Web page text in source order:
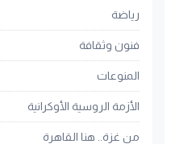
رياضة
فنون وثقافة
المنوعات
الأزمة الروسية الأوكرانية
من غزة.. هنا القاهرة